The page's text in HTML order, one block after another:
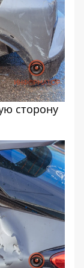
сторону